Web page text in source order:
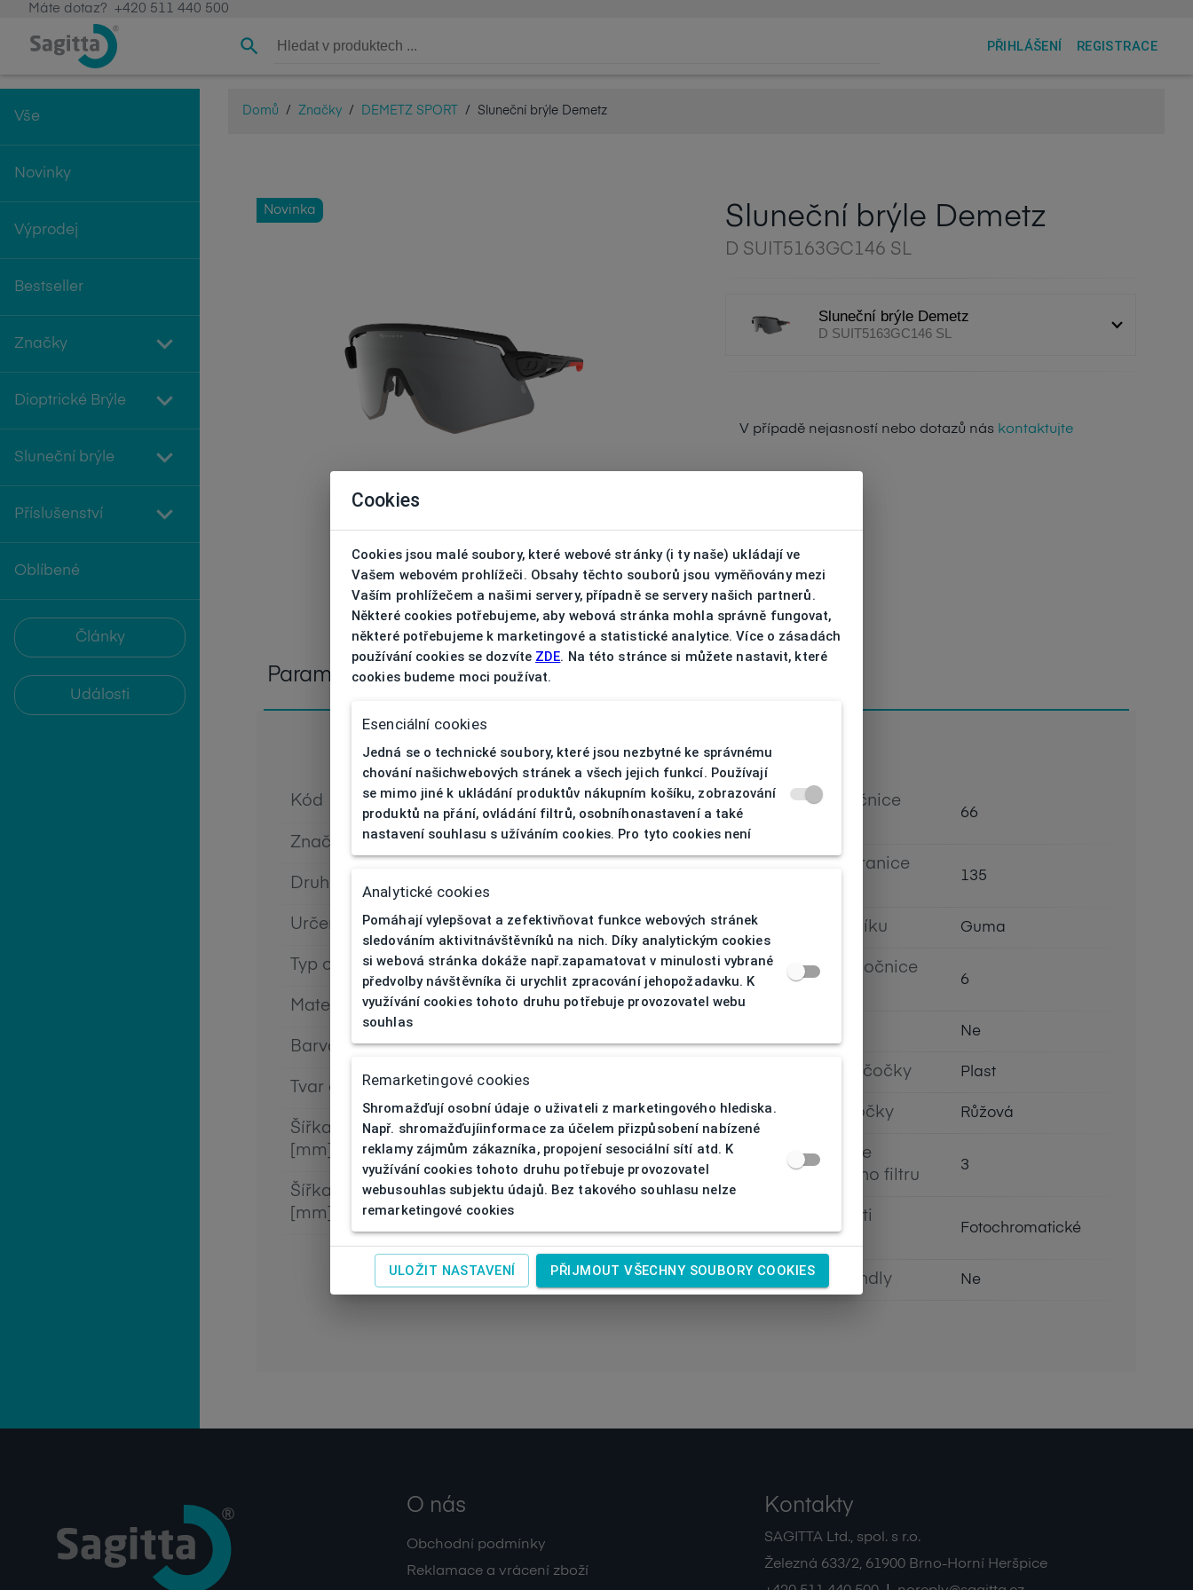
Máte dotaz? +420 511 440 500
PŘIHLÁŠENÍ REGISTRACE
Vše
Novinky
Výprodej
Bestseller
Značky
Dioptrické Brýle
Sluneční brýle
Příslušenství
Oblíbené
Články
Události
Domů / Značky / DEMETZ SPORT / Sluneční brýle Demetz
Novinka Sluneční brýle Demetz
D SUIT5163GC146 SL
Sluneční brýle Demetz
D SUIT5163GC146 SL
V případě nejasností nebo dotazů nás kontaktujte
Parametry
Kód
D SUIT5163GC146
SL
Značka DEMETZ SPORT
Druh obruby Sluneční
Určení Pánská
Typ obruby Celoobruba
Materiál obruby Plast
Barva obruby Černá
Tvar obruby Štít
Šířka očnice
[mm]
146
Šířka nosníku
[mm]
40
Výška očnice
66
Délka stranice
135
Typ nosníku Guma
Prohnutí očnice
6
Ne
Materiál čočky Plast
Barva čočky Růžová
Kategorie
slunečního filtru
3
Vlastnosti
čočky
Fotochromatické
Eco Friendly Ne
O nás
Obchodní podmínky
Reklamace a vrácení zboží
Kontakty
SAGITTA Ltd., spol. s r.o.
Železná 633/2, 61900 Brno-Horní Heršpice
Cookies
Cookies jsou malé soubory, které webové stránky (i ty naše) ukládají ve
Vašem webovém prohlížeči. Obsahy těchto souborů jsou vyměňovány mezi
Vaším prohlížečem a našimi servery, případně se servery našich partnerů.
Některé cookies potřebujeme, aby webová stránka mohla správně fungovat,
některé potřebujeme k marketingové a statistické analytice. Více o zásadách
používání cookies se dozvíte ZDE. Na této stránce si můžete nastavit, které
cookies budeme moci používat.
Esenciální cookies
Jedná se o technické soubory, které jsou nezbytné ke správnému
chování našichwebových stránek a všech jejich funkcí. Používají
se mimo jiné k ukládání produktův nákupním košíku, zobrazování
produktů na přání, ovládání filtrů, osobníhonastavení a také
nastavení souhlasu s užíváním cookies. Pro tyto cookies není
Analytické cookies
Pomáhají vylepšovat a zefektivňovat funkce webových stránek
sledováním aktivitnávštěvníků na nich. Díky analytickým cookies
si webová stránka dokáže např.zapamatovat v minulosti vybrané
předvolby návštěvníka či urychlit zpracování jehopožadavku. K
využívání cookies tohoto druhu potřebuje provozovatel webu
souhlas
Remarketingové cookies
Shromažďují osobní údaje o uživateli z marketingového hlediska.
Např. shromažďujíinformace za účelem přizpůsobení nabízené
reklamy zájmům zákazníka, propojení sesociální sítí atd. K
využívání cookies tohoto druhu potřebuje provozovatel
webusouhlas subjektu údajů. Bez takového souhlasu nelze
remarketingové cookies
ULOŽIT NASTAVENÍ PŘIJMOUT VŠECHNY SOUBORY COOKIES